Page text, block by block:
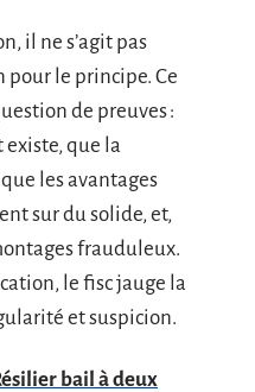
il ne s’agit pas
pour le principe. Ce
de preuves :
que la
les avantages
sur du solide, et,
frauduleux.
le fisc jauge la
et suspicion.
bail à deux